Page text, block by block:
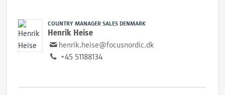
COUNTRY MANAGER SALES DENMARK
Henrik Heise
henrik.heise@focusnordic.dk
+45 51188134